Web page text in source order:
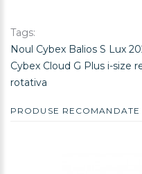
Tags:
Noul Cybex Balios S Lux
Cybex Cloud G Plus i-size
rotativa
PRODUSE RECOMANDATE